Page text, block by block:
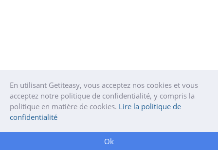
En utilisant Getiteasy, vous acceptez nos cookies et vous
acceptez notre politique de confidentialité, y compris la
politique en matière de cookies. Lire la politique de
confidentialité
Ok